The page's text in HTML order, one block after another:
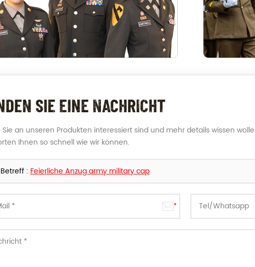
SIE EINE NACHRICHT
Sie an unseren Produkten interessiert sind und mehr details wissen
Ihnen so schnell wie wir können.
Betreff :Feierliche Anzug army military cap